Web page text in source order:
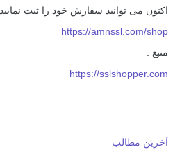
اکنون می توانید سفارش خود را ثبت نمایید :
https://amnssl.com/shop
منبع :
https://sslshopper.com
آخرین مطالب